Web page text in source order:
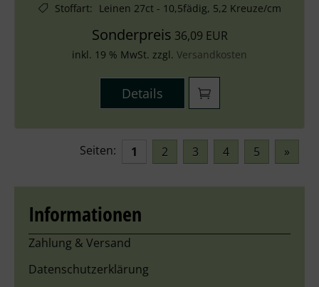
Stoffart: Leinen 27ct - 10,5fädig, 5,2 Kreuze/cm
Sonderpreis 36,09 EUR
inkl. 19 % MwSt. zzgl. Versandkosten
Details
Seiten: 1 2 3 4 5 »
Informationen
Zahlung & Versand
Datenschutzerklärung